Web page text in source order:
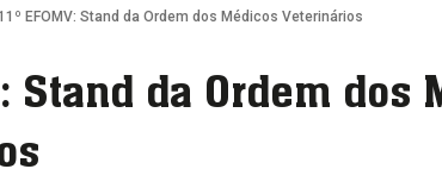
EFOMV: Stand da Ordem dos Médicos Veterinários
Stand da Ordem dos